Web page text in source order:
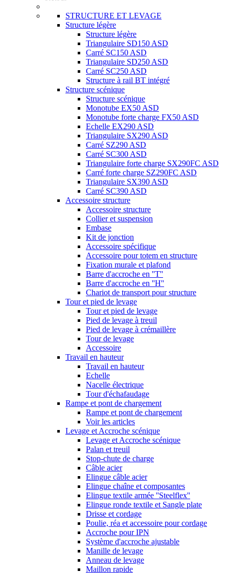
STRUCTURE ET LEVAGE
Structure légère
Structure légère
Triangulaire SD150 ASD
Carré SC150 ASD
Triangulaire SD250 ASD
Carré SC250 ASD
Structure à rail BT intégré
Structure scénique
Structure scénique
Monotube EX50 ASD
Monotube forte charge FX50 ASD
Echelle EX290 ASD
Triangulaire SX290 ASD
Carré SZ290 ASD
Carré SC300 ASD
Triangulaire forte charge SX290FC ASD
Carré forte charge SZ290FC ASD
Triangulaire SX390 ASD
Carré SC390 ASD
Accessoire structure
Accessoire structure
Collier et suspension
Embase
Kit de jonction
Accessoire spécifique
Accessoire pour totem en structure
Fixation murale et plafond
Barre d'accroche en ''T''
Barre d'accroche en ''H''
Chariot de transport pour structure
Tour et pied de levage
Tour et pied de levage
Pied de levage à treuil
Pied de levage à crémaillère
Tour de levage
Accessoire
Travail en hauteur
Travail en hauteur
Echelle
Nacelle électrique
Tour d'échafaudage
Rampe et pont de chargement
Rampe et pont de chargement
Voir les articles
Levage et Accroche scénique
Levage et Accroche scénique
Palan et treuil
Stop-chute de charge
Câble acier
Elingue câble acier
Elingue chaîne et composantes
Elingue textile armée ''Steelflex''
Elingue ronde textile et Sangle plate
Drisse et cordage
Poulie, réa et accessoire pour cordage
Accroche pour IPN
Système d'accroche ajustable
Manille de levage
Anneau de levage
Maillon rapide